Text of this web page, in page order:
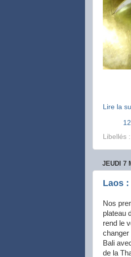
Lire la
Libellés :
JEUDI 7
Laos
Nos
plateau
rend le
changer
Bali
de la